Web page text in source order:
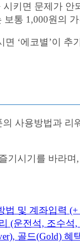
키면 문제가
보통 1,000원의
‘에코별’이
사용방법과
기시기를 바라
법 및 계좌입력
(운전석, 조수석,
골드(Gold) 혜